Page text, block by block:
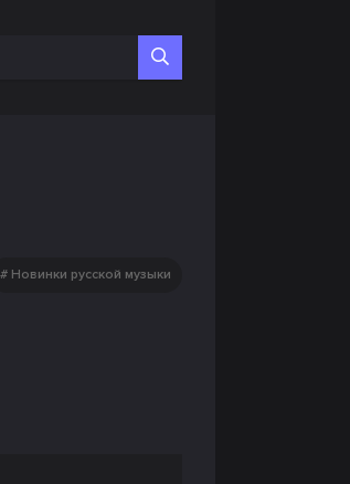
Новинки русской музыки